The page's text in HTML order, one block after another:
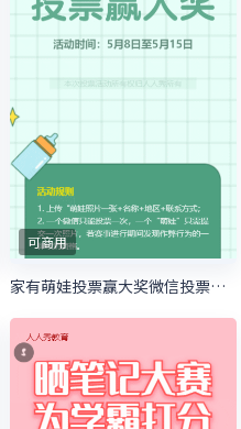
可商用
家有萌娃投票赢大奖微信投票活动